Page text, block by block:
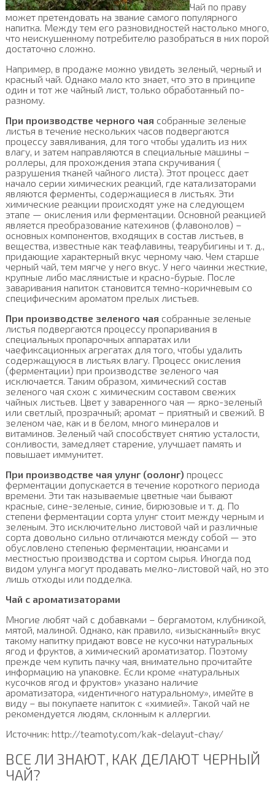
Чай по праву
может претендовать на звание самого популярного
напитка. Между тем его разновидностей настолько много,
что неискушенному потребителю разобраться в них порой
достаточно сложно.
Например, в продаже можно увидеть зеленый, черный и
красный чай. Однако мало кто знает, что это в принципе
один и тот же чайный лист, только обработанный по-
разному.
При производстве черного чая собранные зеленые
листья в течение нескольких часов подвергаются
процессу завяливания, для того чтобы удалить из них
влагу, и затем направляются в специальные машины –
роллеры, для прохождения этапа скручивания (
разрушения тканей чайного листа). Этот процесс дает
начало серии химических реакций, где катализаторами
являются ферменты, содержащиеся в листьях. Эти
химические реакции происходят уже на следующем
этапе — окисления или ферментации. Основной реакцией
является преобразование катехинов (флавонолов) –
основных компонентов, входящих в состав листьев, в
вещества, известные как теафлавины, теарубигины и т. д.,
придающие характерный вкус черному чаю. Чем старше
черный чай, тем мягче у него вкус. У него чаинки жесткие,
крупные либо маслянистые и красно-бурые. После
заваривания напиток становится темно-коричневым со
специфическим ароматом прелых листьев.
При производстве зеленого чая собранные зеленые
листья подвергаются процессу пропаривания в
специальных пропарочных аппаратах или
чаефиксационных агрегатах для того, чтобы удалить
содержащуюся в листьях влагу. Процесс окисления
(ферментации) при производстве зеленого чая
исключается. Таким образом, химический состав
зеленого чая схож с химическим составом свежих
чайных листьев. Цвет у заваренного чая — ярко-зеленый
или светлый, прозрачный; аромат – приятный и свежий. В
зеленом чае, как и в белом, много минералов и
витаминов. Зеленый чай способствует снятию усталости,
сонливости, замедляет старение, улучшает память и
повышает иммунитет.
При производстве чая улунг (оолонг) процесс
ферментации допускается в течение короткого периода
времени. Эти так называемые цветные чаи бывают
красные, сине-зеленые, синие, бирюзовые и т. д. По
степени ферментации сорта улунг стоит между черным и
зеленым. Это исключительно листовой чай и различные
сорта довольно сильно отличаются между собой — это
обусловлено степенью ферментации, нюансами и
местностью производства и сортом сырья. Иногда под
видом улунга могут продавать мелко-листовой чай, но это
лишь отходы или подделка.
Чай с ароматизаторами
Многие любят чай с добавками – бергамотом, клубникой,
мятой, малиной. Однако, как правило, «изысканный» вкус
такому напитку придают вовсе не кусочки натуральных
ягод и фруктов, а химический ароматизатор. Поэтому
прежде чем купить пачку чая, внимательно прочитайте
информацию на упаковке. Если кроме «натуральных
кусочков ягод и фруктов» указано наличие
ароматизатора, «идентичного натуральному», имейте в
виду – вы покупаете напиток с «химией». Такой чай не
рекомендуется людям, склонным к аллергии.
Источник: http://teamoty.com/kak-delayut-chay/
ВСЕ ЛИ ЗНАЮТ, КАК ДЕЛАЮТ ЧЕРНЫЙ
ЧАЙ?